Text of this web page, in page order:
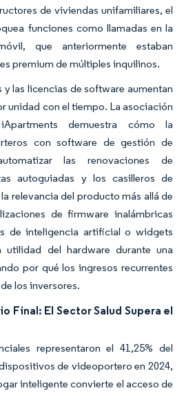
de viviendas unifamiliares, el
funciones como llamadas en la
que anteriormente estaban
premium de múltiples inquilinos.
y las licencias de software aumentan
unidad con el tiempo. La asociación
demuestra cómo la
con software de gestión de
las renovaciones de
autoguiadas y los casilleros de
relevancia del producto más allá de
de firmware inalámbricas
de inteligencia artificial o widgets
utilidad del hardware durante una
por qué los ingresos recurrentes
los inversores.
Final: El Sector Salud Supera el
representaron el 41,25% del
de videoportero en 2024,
inteligente convierte el acceso de